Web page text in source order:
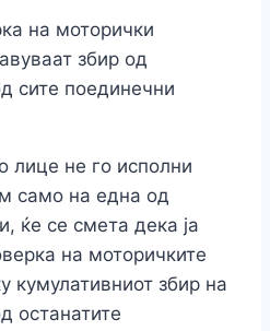
на моторички
збир од
сите поединечни
лице не го исполни
само на една од
ќе се смета дека ја
на моторичките
кумулативниот збир на
останатите